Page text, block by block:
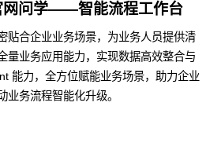
网问学——智能流程工作台
贴合企业业务场景，为业务人员提供清
量业务应用能力，实现数据高效整合与
能力，全方位赋能业务场景，助力企业
业务流程智能化升级。